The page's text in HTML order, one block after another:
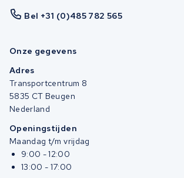
Bel +31 (0)485 782 565
Onze gegevens
Adres
Transportcentrum 8
5835 CT Beugen
Nederland
Openingstijden
Maandag t/m vrijdag
9:00 - 12:00
13:00 - 17:00